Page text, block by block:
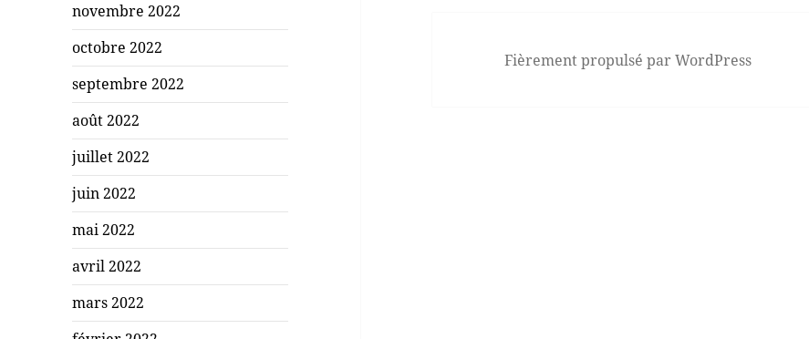
novembre 2022
octobre 2022
septembre 2022
août 2022
juillet 2022
juin 2022
mai 2022
avril 2022
mars 2022
Fièrement propulsé par WordPress